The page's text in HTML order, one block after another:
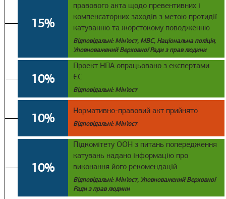
15%
правового акта щодо превентивних і
компенсаторних заходів з метою протидії
катуванню та жорстокому поводженню
Відповідальні: Мін'юст, МВС, Національна поліція,
Уповноважений Верховної Ради з прав людини
10%
Проект НПА опрацьовано з експертами
ЄС
Відповідальні: Мін'юст
10% Нормативно-правовий акт прийнято
Відповідальні: Мін'юст
10%
Підкомітету ООН з питань попередження
катувань надано інформацію про
виконання його рекомендацій
Відповідальні: Мін'юст, Уповноважений Верховної
Ради з прав людини